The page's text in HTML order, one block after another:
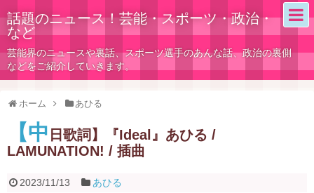
話題のニュース！芸能・スポーツ・政治・
など
芸能界のニュースや裏話、スポーツ選手のあんな話、政治の裏側
などをご紹介していきます。
ホーム あひる
【中 日歌詞】『Ideal』あひる /
LAMUNATION! / 插曲
2023/11/13 あひる